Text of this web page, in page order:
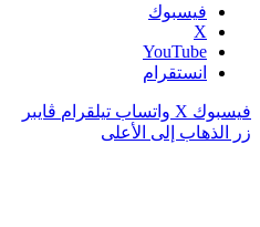
فيسبوك
‫X
‫YouTube
انستقرام
فيسبوك ‫X واتساب تيلقرام ڤايبر
زر الذهاب إلى الأعلى